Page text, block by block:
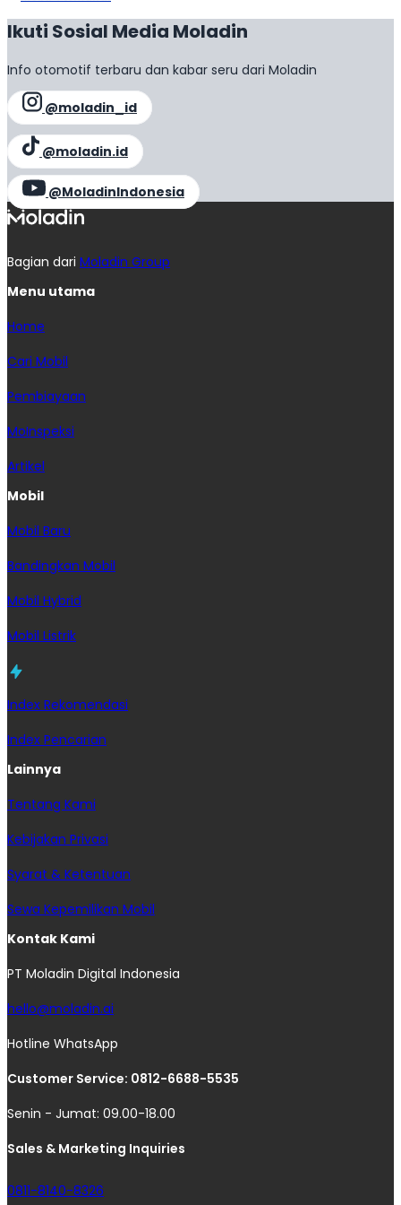
Ikuti Sosial Media Moladin
Info otomotif terbaru dan kabar seru dari Moladin
@moladin_id
@moladin.id
@MoladinIndonesia
Bagian dari Moladin Group
Menu utama
Home
Cari Mobil
Pembiayaan
MoInspeksi
Artikel
Mobil
Mobil Baru
Bandingkan Mobil
Mobil Hybrid
Mobil Listrik
Index Rekomendasi
Index Pencarian
Lainnya
Tentang Kami
Kebijakan Privasi
Syarat & Ketentuan
Sewa Kepemilikan Mobil
Kontak Kami
PT Moladin Digital Indonesia
hello@moladin.ai
Hotline WhatsApp
Customer Service: 0812-6688-5535
Senin - Jumat: 09.00-18.00
Sales & Marketing Inquiries
0811-8140-8326